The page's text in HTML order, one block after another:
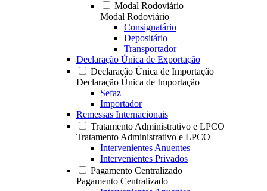
Modal Rodoviário
Modal Rodoviário
Consignatário
Depositário
Transportador
Declaração Única de Exportação
Declaração Única de Importação
Declaração Única de Importação
Sefaz
Importador
Remessas Internacionais
Tratamento Administrativo e LPCO
Tratamento Administrativo e LPCO
Intervenientes Anuentes
Intervenientes Privados
Pagamento Centralizado
Pagamento Centralizado